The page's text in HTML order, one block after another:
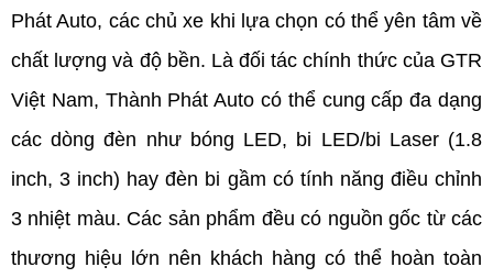
Phát Auto, các chủ xe khi lựa chọn có thể yên tâm về
chất lượng và độ bền. Là đối tác chính thức của GTR
Việt Nam, Thành Phát Auto có thể cung cấp đa dạng
các dòng đèn như bóng LED, bi LED/bi Laser (1.8
inch, 3 inch) hay đèn bi gầm có tính năng điều chỉnh
3 nhiệt màu. Các sản phẩm đều có nguồn gốc từ các
thương hiệu lớn nên khách hàng có thể hoàn toàn